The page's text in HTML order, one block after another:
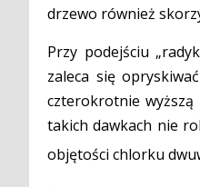
drzewo również
Przy podejściu
zaleca się
czterokrotnie
takich dawkach nie
objętości chlorku